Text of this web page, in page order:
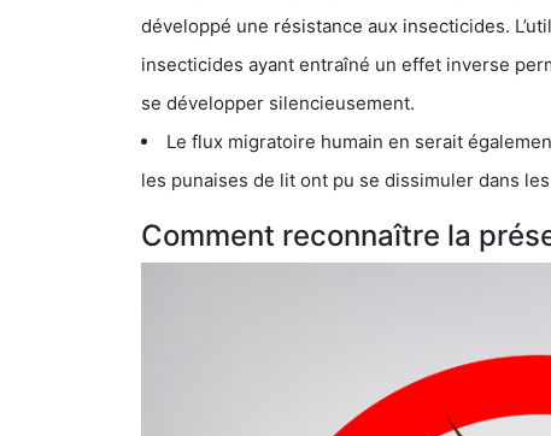
développé une résistance aux insecticides. L’utilisation
insecticides ayant entraîné un effet inverse permettant donc aux
se développer silencieusement.
Le flux migratoire humain en serait également la
les punaises de lit ont pu se dissimuler dans les bagages
Comment reconnaître la